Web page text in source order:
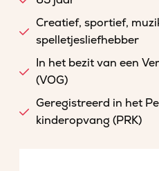
Creatief, sportief,
spelletjesliefhebber
In het bezit van een
(VOG)
Geregistreerd in het
kinderopvang (PRK)